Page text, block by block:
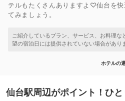
テルもたくさんありますよ♡仙台を
てみましょう。
ホテルの
仙台駅周辺がポイント！ひ